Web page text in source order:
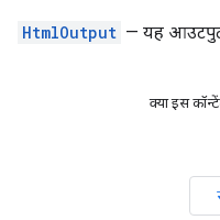
HtmlOutput — यह
क्या इस